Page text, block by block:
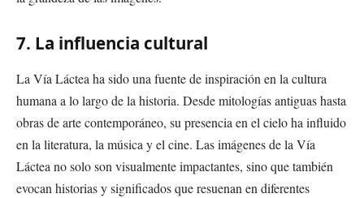
7. La influencia cultural
La Vía Láctea ha sido una fuente de inspiración en la cultura
humana a lo largo de la historia. Desde mitologías antiguas hasta
obras de arte contemporáneo, su presencia en el cielo ha influido
en la literatura, la música y el cine. Las imágenes de la Vía
Láctea no solo son visualmente impactantes, sino que también
evocan historias y significados que resuenan en diferentes